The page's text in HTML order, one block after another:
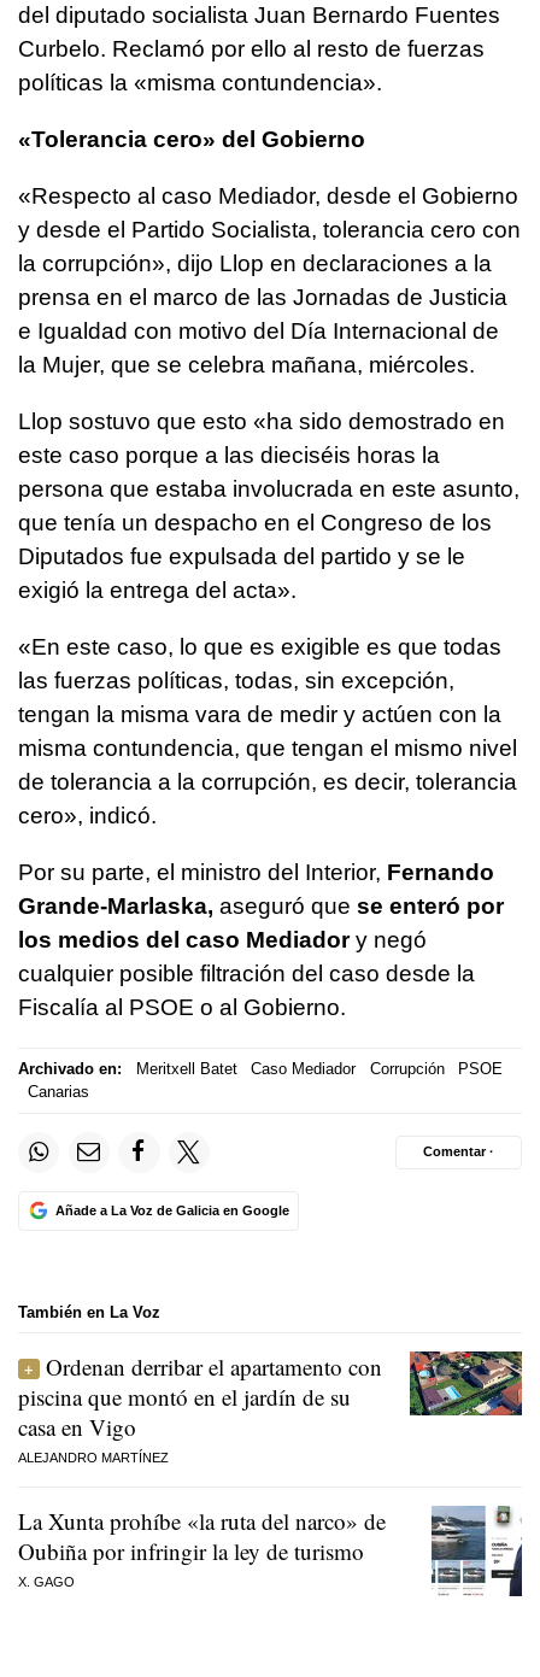
del diputado socialista Juan Bernardo Fuentes
Curbelo. Reclamó por ello al resto de fuerzas
políticas la «misma contundencia».
«Tolerancia cero» del Gobierno
«Respecto al caso Mediador, desde el Gobierno
y desde el Partido Socialista, tolerancia cero con
la corrupción», dijo Llop en declaraciones a la
prensa en el marco de las Jornadas de Justicia
e Igualdad con motivo del Día Internacional de
la Mujer, que se celebra mañana, miércoles.
Llop sostuvo que esto «ha sido demostrado en
este caso porque a las dieciséis horas la
persona que estaba involucrada en este asunto,
que tenía un despacho en el Congreso de los
Diputados fue expulsada del partido y se le
exigió la entrega del acta».
«En este caso, lo que es exigible es que todas
las fuerzas políticas, todas, sin excepción,
tengan la misma vara de medir y actúen con la
misma contundencia, que tengan el mismo nivel
de tolerancia a la corrupción, es decir, tolerancia
cero», indicó.
Por su parte, el ministro del Interior, Fernando
Grande-Marlaska, aseguró que se enteró por
los medios del caso Mediadory negó
cualquier posible filtración del caso desde la
Fiscalía al PSOE o al Gobierno.
Archivado en: Meritxell Batet Caso Mediador Corrupción
PSOE
Canarias
Añade a La Voz de Galicia en Google
Comentar ·
También en La Voz
Ordenan derribar el apartamento con
piscina que montó en el jardín de su
casa en Vigo
ALEJANDRO MARTÍNEZ
La Xunta prohíbe «la ruta del narco» de
Oubiña por infringir la ley de turismo
X. GAGO